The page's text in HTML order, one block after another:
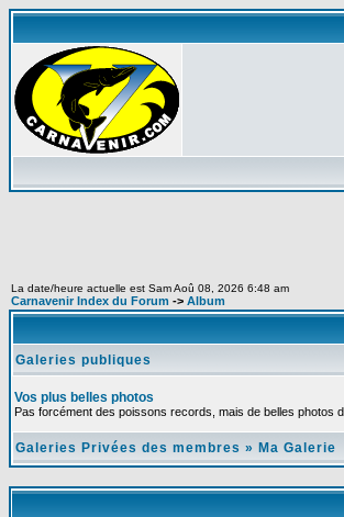
La date/heure actuelle est Sam Aoû 08, 2026 6:48 am
Carnavenir Index du Forum -> Album
Galeries publiques
Vos plus belles photos
Pas forcément des poissons records, mais de belles photos
Galeries Privées des membres » Ma Galerie